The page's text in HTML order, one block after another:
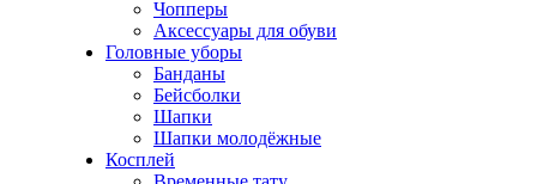
Чопперы
Аксессуары для обуви
Головные уборы
Банданы
Бейсболки
Шапки
Шапки молодёжные
Косплей